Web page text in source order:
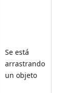
Se está
arrastrando
un objeto